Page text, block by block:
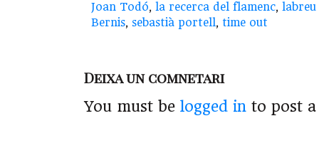
Joan Todó, la recerca del flamenc, labreu
Bernis, sebastià portell, time out
Deixa un comnetari
You must be logged in to post